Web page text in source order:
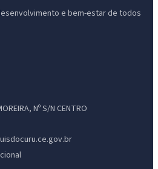
e bem-estar de todos
Nº S/N CENTRO